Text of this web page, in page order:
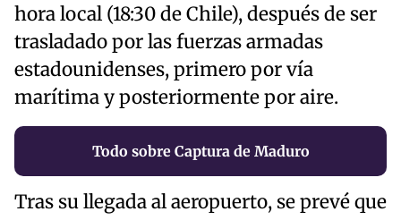
hora local (18:30 de Chile), después de ser
trasladado por las fuerzas armadas
estadounidenses, primero por vía
marítima y posteriormente por aire.
Todo sobre Captura de Maduro
Tras su llegada al aeropuerto, se prevé que